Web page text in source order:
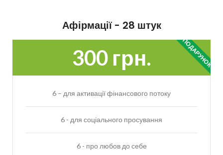
Афірмації - 28 штук
ПОДАРУНОК
300 грн.
6 – для активації фінансового потоку
6 - для соціального просування
6 - про любов до себе